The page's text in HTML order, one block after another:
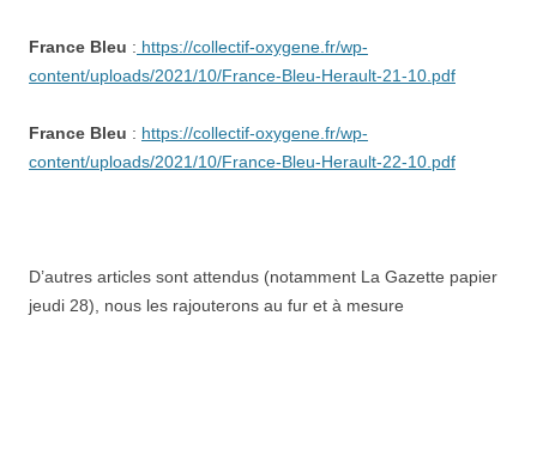
France Bleu : https://collectif-oxygene.fr/wp-
content/uploads/2021/10/France-Bleu-Herault-21-10.pdf
France Bleu : https://collectif-oxygene.fr/wp-
content/uploads/2021/10/France-Bleu-Herault-22-10.pdf
D’autres articles sont attendus (notamment La Gazette papier
jeudi 28), nous les rajouterons au fur et à mesure